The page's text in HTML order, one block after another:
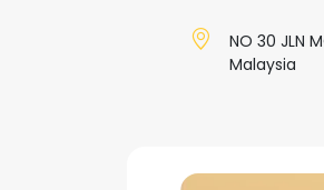
NO 30 JLN
Malaysia